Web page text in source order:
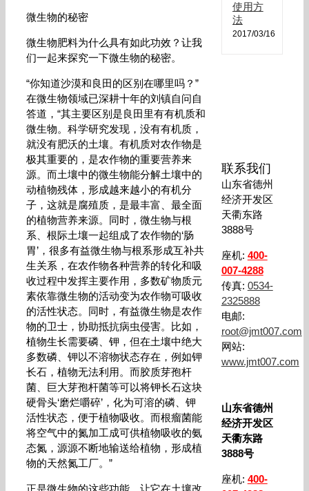
微生物的秘密
微生物肥料为什么具有如此功效？让我
们一起来探究一下微生物的秘密。
“你知道沙漠和良田的区别在哪里吗？”
在微生物领域已深耕十年的刘镇自问自
答道，“其主要区别是良田里有有机质和
微生物。科学研究发现，没有有机质，
就没有肥沃的土壤。有机质对农作物是
极其重要的，是农作物的重要营养来
源。而土壤中的微生物能分解土壤中的
动植物残体，形成越来越小的有机分
子，这就是腐殖质，是最丰富、最全面
的植物营养来源。同时，微生物与根
系、根际土壤一起组成了农作物的‘肠
胃’，很多有益微生物与根系形成互补共
生关系，在农作物各种营养的转化和吸
收过程中发挥主要作用，多数矿物质元
素依靠微生物的活动变为农作物可吸收
的活性状态。同时，有益微生物是农作
物的卫士，协助抵抗病虫侵害。比如，
植物生长需要磷、钾，但在土壤中绝大
多数磷、钾以不溶物状态存在，例如钾
长石，植物无法利用。而胶质芽孢杆
菌、巨大芽孢杆菌等可以将钾长石这块
硬骨头‘磨烂嚼碎’，化为可溶的磷、钾
活性状态，便于植物吸收。而根瘤菌能
将空气中的氮加工成可供植物吸收的氨
态氮，源源不断地输送给植物，形成植
物的天然氮工厂。”
正是微生物的这些功能，让它在土壤改
使用方
法
2017/03/16
联系我们
山东省德州
经济开发区
天衢东路
3888号
座机: 400-
007-4288
传真: 0534-
2325888
电邮:
root@jmt007.com
网站:
www.jmt007.com
山东省德州
经济开发区
天衢东路
3888号
座机: 400-